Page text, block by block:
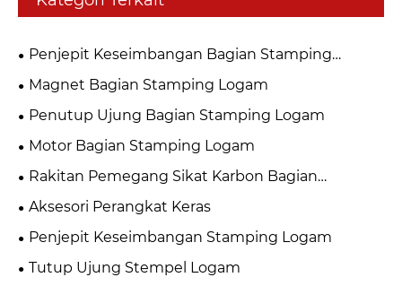
Penjepit Keseimbangan Bagian Stamping
Logam
Magnet Bagian Stamping Logam
Penutup Ujung Bagian Stamping Logam
Motor Bagian Stamping Logam
Rakitan Pemegang Sikat Karbon Bagian
Stamping Logam
Aksesori Perangkat Keras
Penjepit Keseimbangan Stamping Logam
Tutup Ujung Stempel Logam